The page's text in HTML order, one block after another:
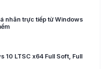
nhân trực tiếp từ Windows
10 LTSC x64 Full Soft, Full